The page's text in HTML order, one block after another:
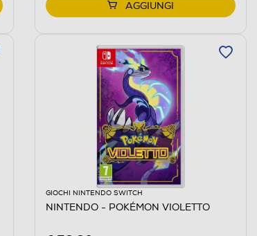
AGGIUNGI
GIOCHI NINTENDO SWITCH
NINTENDO - POKÉMON VIOLETTO